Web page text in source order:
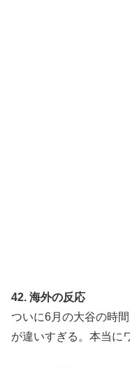
42. 海外の反応
ついに6月の大谷の時
が違いすぎる。本当に